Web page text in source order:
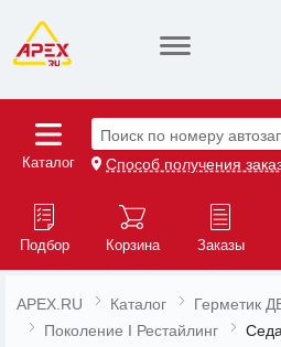
Каталог
Поиск по номеру
Способ получения
Подбор Корзина Заказы
APEX.RU Каталог Герметик
Поколение I Рестайлинг